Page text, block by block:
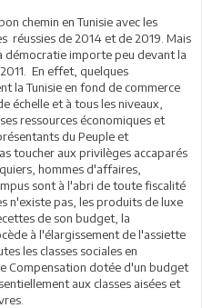
chemin en Tunisie avec les
réussies de 2014 et de 2019. Mais
démocratie importe peu devant la
En effet, quelques
la Tunisie en fond de commerce
échelle et à tous les niveaux,
ressources économiques et
du Peuple et
toucher aux privilèges accaparés
hommes d'affaires,
sont à l'abri de toute fiscalité
n'existe pas, les produits de luxe
de son budget, la
à l'élargissement de l'assiette
les classes sociales en
Compensation dotée d'un budget
aux classes aisées et